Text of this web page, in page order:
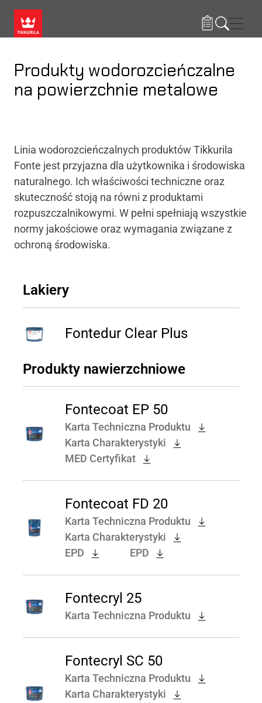
Produkty wodorozcieńczalne
na powierzchnie metalowe
Linia wodorozcieńczalnych produktów Tikkurila
Fonte jest przyjazna dla użytkownika i środowiska
naturalnego. Ich właściwości techniczne oraz
skuteczność stoją na równi z produktami
rozpuszczalnikowymi. W pełni spełniają wszystkie
normy jakościowe oraz wymagania związane z
ochroną środowiska.
Lakiery
Fontedur Clear Plus
Produkty nawierzchniowe
Fontecoat EP 50
Karta Techniczna Produktu
Karta Charakterystyki
MED Certyfikat
Fontecoat FD 20
Karta Techniczna Produktu
Karta Charakterystyki
EPD
EPD
Fontecryl 25
Karta Techniczna Produktu
Fontecryl SC 50
Karta Techniczna Produktu
Karta Charakterystyki